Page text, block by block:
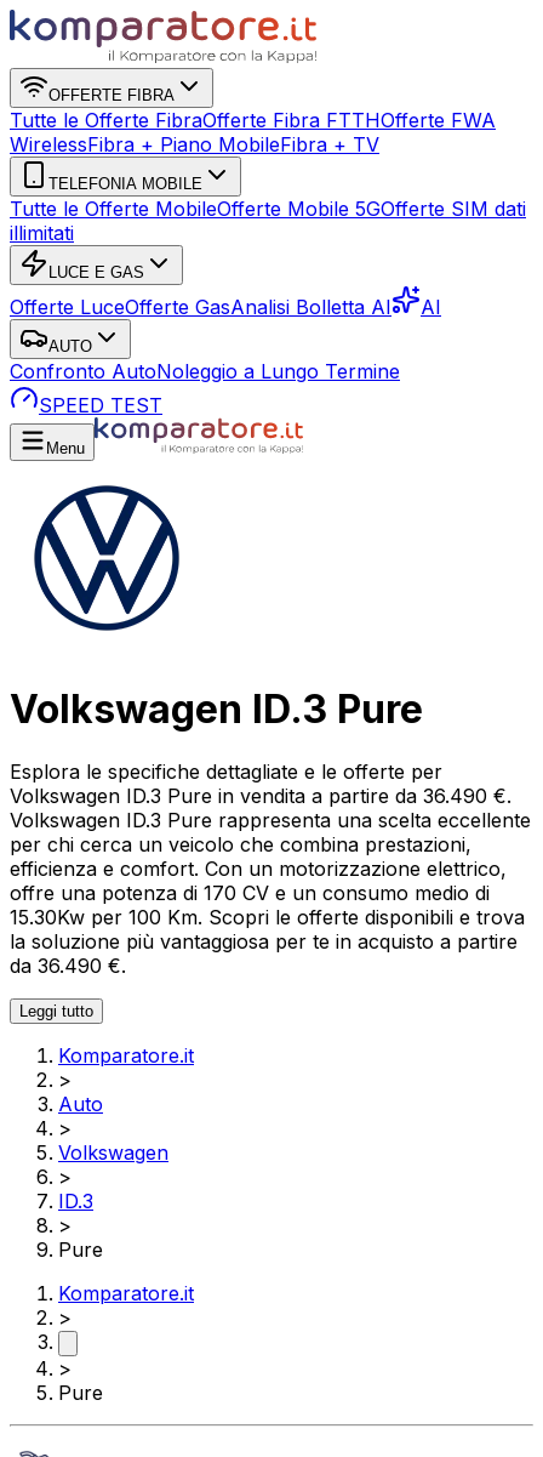
OFFERTE FIBRA
Tutte le Offerte FibraOfferte Fibra FTTHOfferte FWA
WirelessFibra + Piano MobileFibra + TV
TELEFONIA MOBILE
Tutte le Offerte MobileOfferte Mobile 5GOfferte SIM dati
illimitati
LUCE E GAS
Offerte LuceOfferte GasAnalisi Bolletta AI AI
AUTO
Confronto AutoNoleggio a Lungo Termine
SPEED TEST
Menu
Volkswagen ID.3 Pure
Esplora le specifiche dettagliate e le offerte per
Volkswagen ID.3 Pure in vendita a partire da 36.490 €.
Volkswagen ID.3 Pure rappresenta una scelta eccellente
per chi cerca un veicolo che combina prestazioni,
efficienza e comfort. Con un motorizzazione elettrico,
offre una potenza di 170 CV e un consumo medio di
15.30Kw per 100 Km. Scopri le offerte disponibili e trova
la soluzione più vantaggiosa per te in acquisto a partire
da 36.490 €.
Leggi tutto
Komparatore.it
>
Auto
>
Volkswagen
>
ID.3
>
Pure
Komparatore.it
>
>
Pure